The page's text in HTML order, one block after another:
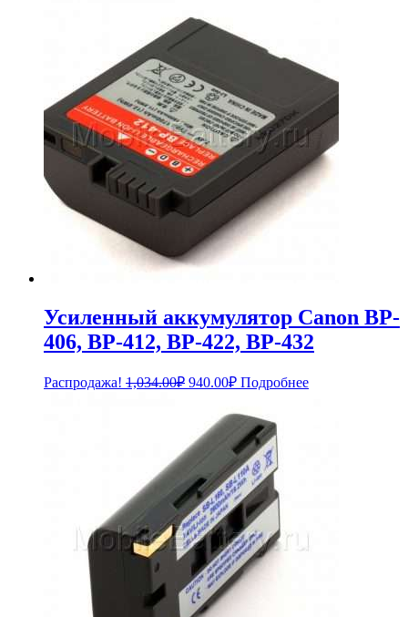
2,739.00₽.
Усиленный аккумулятор Canon BP-
406, BP-412, BP-422, BP-432
Распродажа! 1,034.00₽ Первоначальная
составляла
1,034.00₽.
940.00₽Текущая
940.00₽.
Подробнее